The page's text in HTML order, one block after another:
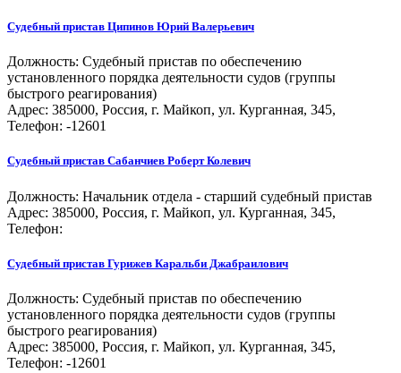
Судебный пристав Ципинов Юрий Валерьевич
Должность: Судебный пристав по обеспечению
установленного порядка деятельности судов (группы
быстрого реагирования)
Адрес: 385000, Россия, г. Майкоп, ул. Курганная, 345,
Телефон: -12601
Судебный пристав Сабанчиев Роберт Колевич
Должность: Начальник отдела - старший судебный пристав
Адрес: 385000, Россия, г. Майкоп, ул. Курганная, 345,
Телефон:
Судебный пристав Гурижев Каральби Джабраилович
Должность: Судебный пристав по обеспечению
установленного порядка деятельности судов (группы
быстрого реагирования)
Адрес: 385000, Россия, г. Майкоп, ул. Курганная, 345,
Телефон: -12601